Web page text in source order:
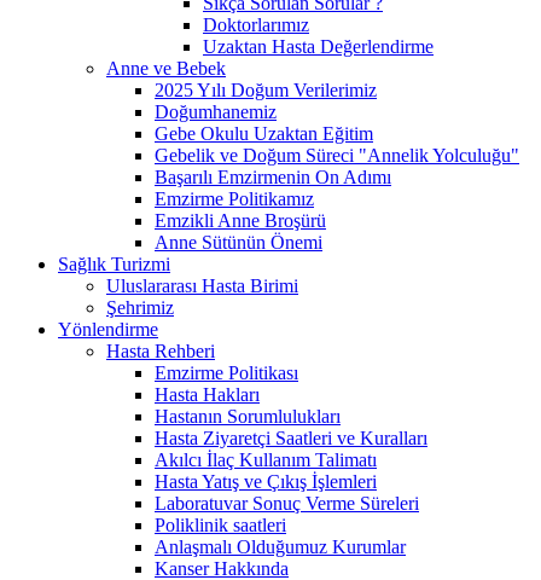
Doktorlarımız
Uzaktan Hasta Değerlendirme
Anne ve Bebek
2025 Yılı Doğum Verilerimiz
Doğumhanemiz
Gebe Okulu Uzaktan Eğitim
Gebelik ve Doğum Süreci "Annelik Yolculuğu"
Başarılı Emzirmenin On Adımı
Emzirme Politikamız
Emzikli Anne Broşürü
Anne Sütünün Önemi
Sağlık Turizmi
Uluslararası Hasta Birimi
Şehrimiz
Yönlendirme
Hasta Rehberi
Emzirme Politikası
Hasta Hakları
Hastanın Sorumlulukları
Hasta Ziyaretçi Saatleri ve Kuralları
Akılcı İlaç Kullanım Talimatı
Hasta Yatış ve Çıkış İşlemleri
Laboratuvar Sonuç Verme Süreleri
Poliklinik saatleri
Anlaşmalı Olduğumuz Kurumlar
Kanser Hakkında